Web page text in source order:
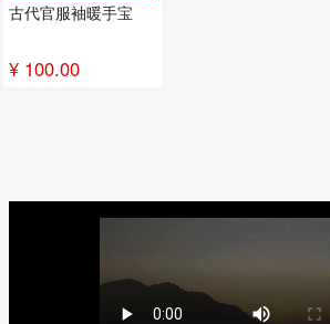
古代官服袖暖手宝
¥ 100.00